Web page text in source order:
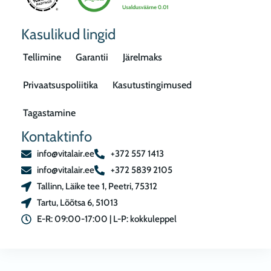
Kasulikud lingid
Tellimine Garantii Järelmaks
Privaatsuspoliitika Kasutustingimused
Tagastamine
Kontaktinfo
info@vitalair.ee
+372 557 1413
info@vitalair.ee
+372 5839 2105
Tallinn, Läike tee 1, Peetri, 75312
Tartu, Lõõtsa 6, 51013
E-R: 09:00-17:00 | L-P: kokkuleppel